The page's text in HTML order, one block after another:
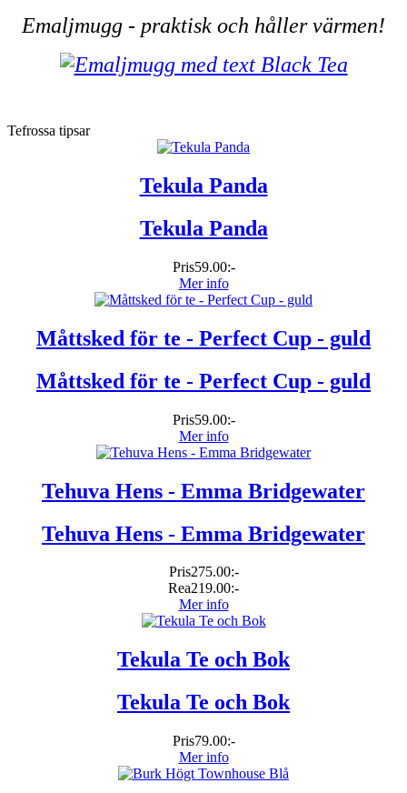
Emaljmugg - praktisk och håller värmen!
Tefrossa tipsar
Tekula Panda
Tekula Panda
Pris59.00:-
Mer info
Måttsked för te - Perfect Cup - guld
Måttsked för te - Perfect Cup - guld
Pris59.00:-
Mer info
Tehuva Hens - Emma Bridgewater
Tehuva Hens - Emma Bridgewater
Pris275.00:-
Rea219.00:-
Mer info
Tekula Te och Bok
Tekula Te och Bok
Pris79.00:-
Mer info